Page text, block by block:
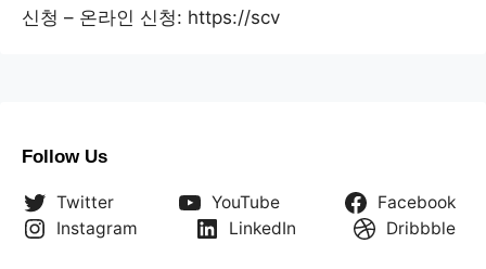
신청 – 온라인 신청: https://scv
Follow Us
Twitter YouTube
Facebook
Instagram
LinkedIn Dribbble